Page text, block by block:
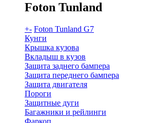
Foton Tunland
+- Foton Tunland G7
Кунги
Крышка кузова
Вкладыш в кузов
Защита заднего бампера
Защита переднего бампера
Защита двигателя
Пороги
Защитные дуги
Багажники и рейлинги